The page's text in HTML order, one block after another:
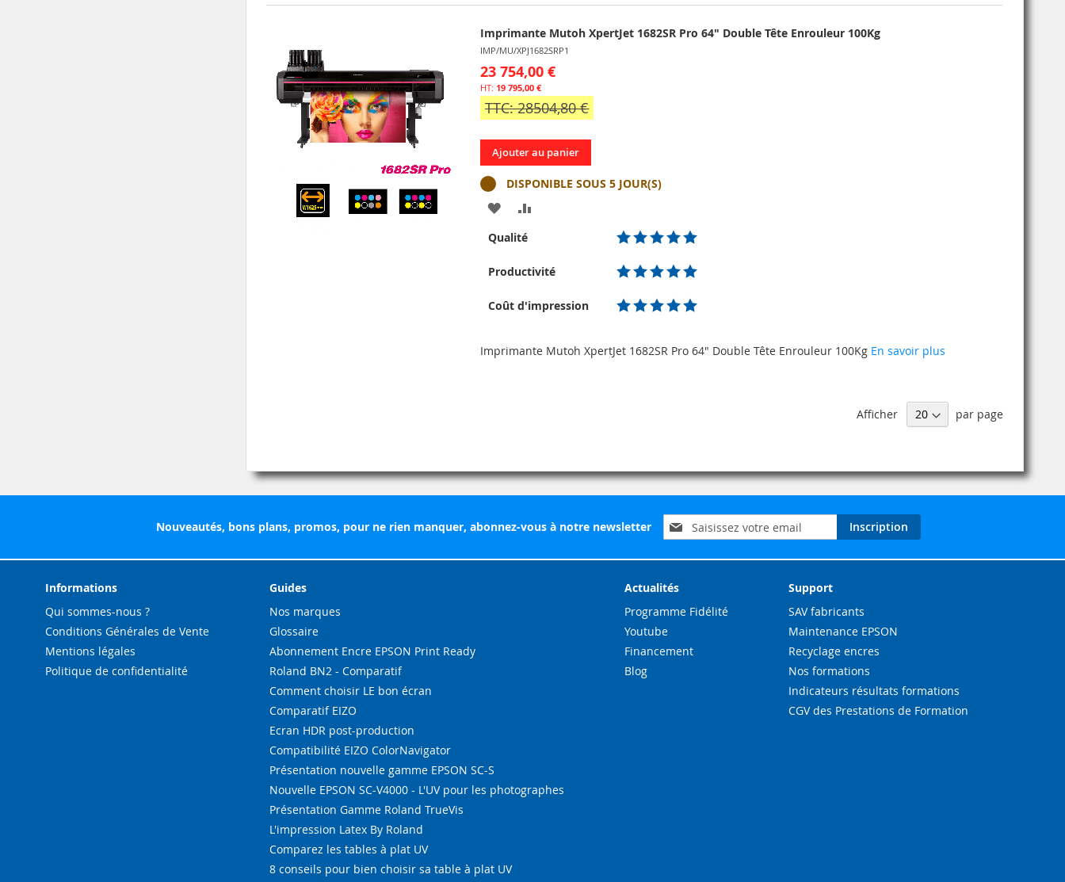
Imprimante Mutoh XpertJet 1682SR Pro 64" Double Tête Enrouleur 100Kg
IMP/MU/XPJ1682SRP1
23 754,00 €
19 795,00 €
TTC: 28504,80 €
Ajouter au panier
DISPONIBLE SOUS 5 JOUR(S)
AJOUTER
À
D’ENVIE
Qualité
Productivité
Coût d'impression
Imprimante Mutoh XpertJet 1682SR Pro 64" Double Tête Enrouleur 100Kg En savoir plus
Afficher par page
Nouveautés, bons plans, promos, pour ne rien manquer, abonnez-vous à notre newsletter
Inscription
à
d’information
Inscription
Informations
Qui sommes-nous ?
Conditions Générales de Vente
Mentions légales
Politique de confidentialité
Guides
Nos marques
Glossaire
Abonnement Encre EPSON Print Ready
Roland BN2 - Comparatif
Comment choisir LE bon écran
Comparatif EIZO
Ecran HDR post-production
Compatibilité EIZO ColorNavigator
Présentation nouvelle gamme EPSON SC-S
Nouvelle EPSON SC-V4000 - L'UV pour les photographes
Présentation Gamme Roland TrueVis
L'impression Latex By Roland
Comparez les tables à plat UV
8 conseils pour bien choisir sa table à plat UV
Actualités
Programme Fidélité
Youtube
Financement
Blog
Support
SAV fabricants
Maintenance EPSON
Recyclage encres
Nos formations
Indicateurs résultats formations
CGV des Prestations de Formation